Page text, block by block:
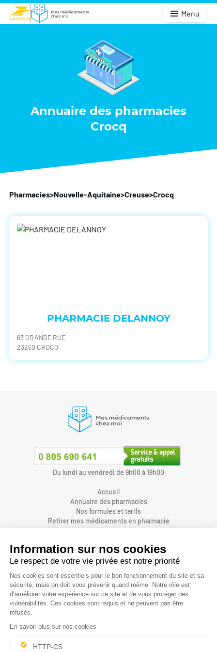
Menu
Annuaire des pharmacies
Crocq
Pharmacies>Nouvelle-Aquitaine>Creuse>Crocq
PHARMACIE DELANNOY
63 GRANDE RUE
23260 CROCQ
Du lundi au vendredi de 9h00 à 18h00
Accueil
Annuaire des pharmacies
Nos formules et tarifs
Retirer mes médicaments en pharmacie
Organiser une livraison de médicaments
Accès pharmaciens
Accès aidants
Aide et FAQ
Nous contacter
Accessibilité
Mentions légales
Protection des données personnelles